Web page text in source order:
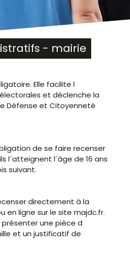
- mairie
Elle facilite l
et déclenche la
Défense et Citoyenneté
de se faire recenser
l´atteignent l´âge de 16 ans
suivant.
directement à la
en ligne sur le site majdc.fr.
présenter une pièce d
et un justificatif de